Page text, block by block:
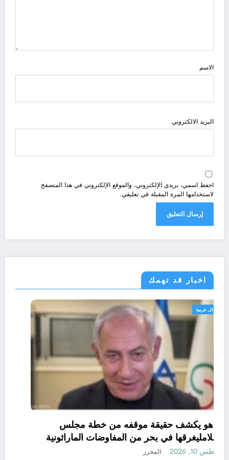
الاسم
البريد الالكتروني
احفظ اسمي، بريدي الإلكتروني، والموقع الإلكتروني في هذا المتصفح
لاستخدامها المرة المقبلة في تعليقي.
اخبار قد تهمك
أحوال عربية
نتنياهو يكشف حقيقة موقفه من خطة مجلس
السلامليغرقها في بحر من المفاوضات الماراثونية
والعقيمة
أغسطس 10, 2026 المحرر